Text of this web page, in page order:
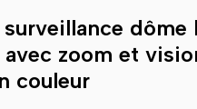
surveillance dôme
zoom et
couleur